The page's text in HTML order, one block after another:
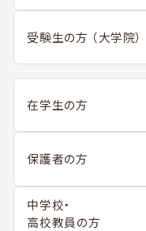
受験生の方 （大学院）
在学生の方
保護者の方
中学校・
高校教員の方